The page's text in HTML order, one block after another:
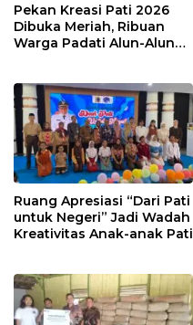
Pekan Kreasi Pati 2026
Dibuka Meriah, Ribuan
Warga Padati Alun-Alun
Ruang Apresiasi “Dari Pati
untuk Negeri” Jadi Wadah
Kreativitas Anak-anak Pati